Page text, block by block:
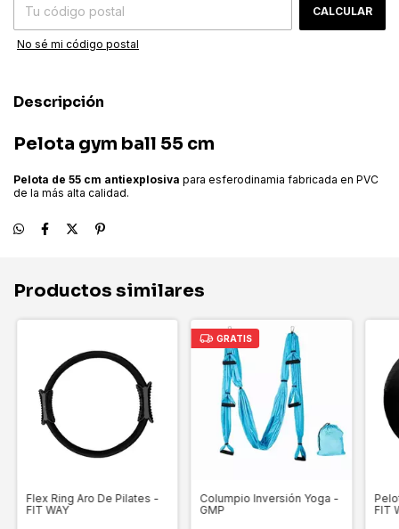
CALCULAR
No sé mi código postal
Descripción
Pelota gym ball 55 cm
Pelota de 55 cm antiexplosiva para esferodinamia fabricada en PVC
de la más alta calidad.
Productos similares
Flex Ring Aro De Pilates -
FIT WAY
GRATIS
Columpio Inversión Yoga -
GMP
FIT